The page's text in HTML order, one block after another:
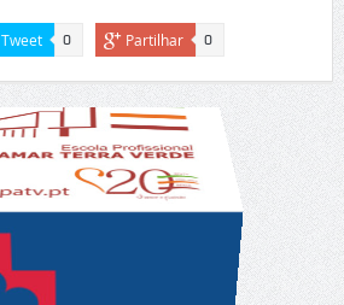
Tweet 0 Partilhar 0